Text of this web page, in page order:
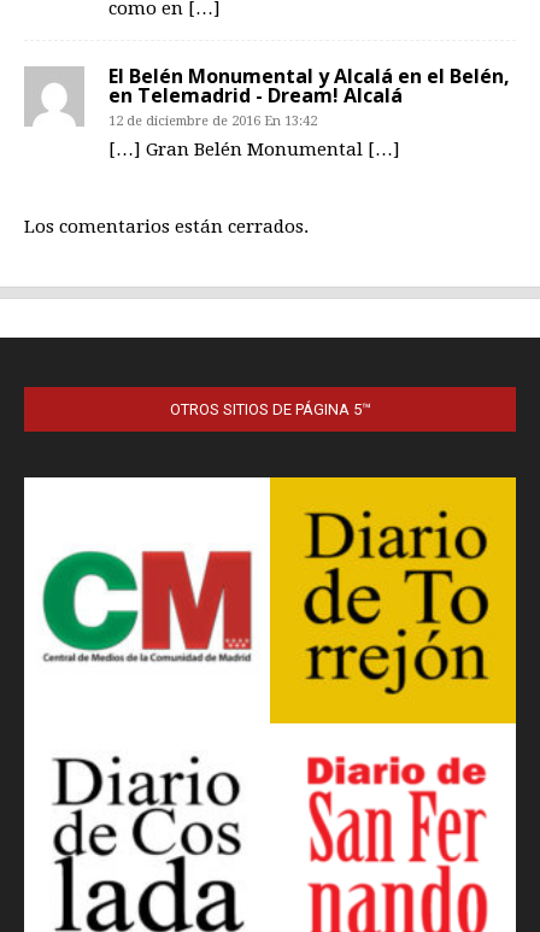
OTROS SITIOS DE PÁGINA 5™